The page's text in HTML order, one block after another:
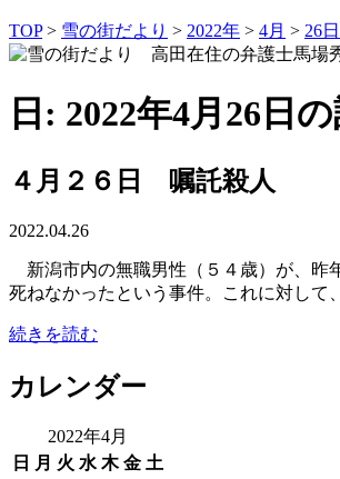
TOP> 雪の街だより > 2022年 > 4月 > 26日
日: 2022年4月26日
４月２６日 嘱託殺人
2022.04.26
新潟市内の無職男性（５４歳）が、昨
死ねなかったという事件。これに対し
続きを読む
カレンダー
2022年4月
日 月 火 水 木 金 土